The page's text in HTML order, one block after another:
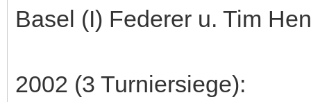
Basel (I) Federer u. Tim
2002 (3 Turniersiege):